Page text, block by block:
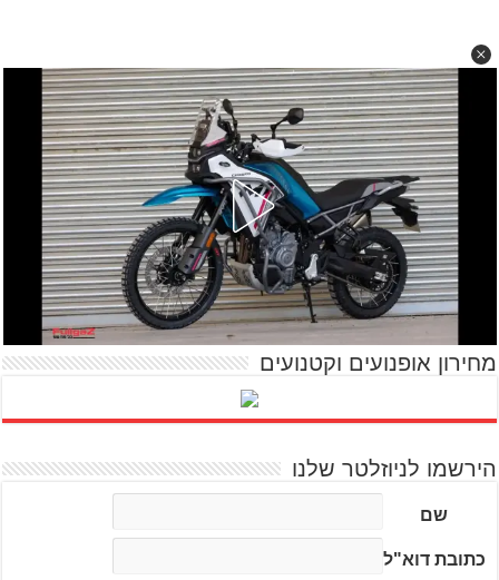
מחירון אופנועים וקטנועים
הירשמו לניוזלטר שלנו
שם
כתובת דוא"ל